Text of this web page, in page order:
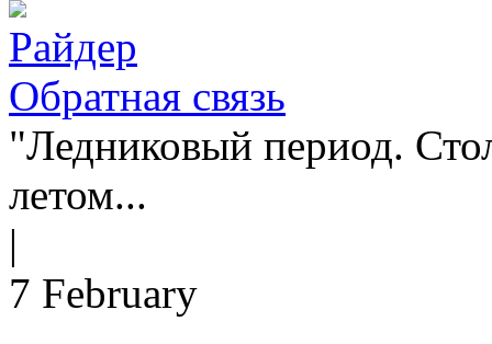
Райдер
Обратная связь
"Ледниковый период.
летом...
|
7 February